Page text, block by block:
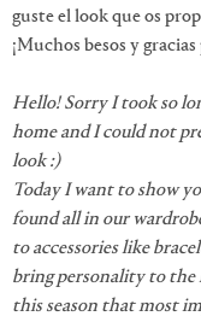
guste el look que os
¡Muchos besos y
Hello! Sorry I took so
home and I could not
look :)
Today I want to show
found all in our
to accessories like
bring personality to the
this season that most